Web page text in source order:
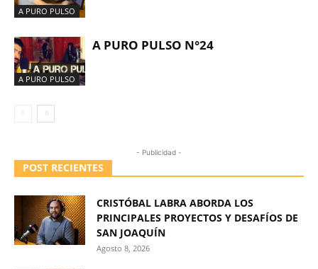
A PURO PULSO
A PURO PULSO
A PURO PULSO N°24
- Publicidad -
POST RECIENTES
CRISTÓBAL LABRA ABORDA LOS
PRINCIPALES PROYECTOS Y DESAFÍOS DE
SAN JOAQUÍN
Agosto 8, 2026